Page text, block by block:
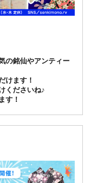
の銘仙やアンティー
けます！
くださいね♪
す！